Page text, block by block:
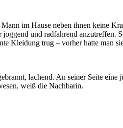
im Hause neben ihnen keine
und radfahrend anzutreffen.
Kleidung trug – vorher hatte man
lachend. An seiner Seite
weiß die Nachbarin.